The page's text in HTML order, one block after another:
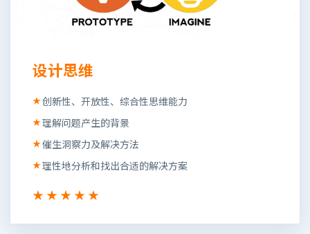
设计思维
创新性、开放性、综合性思维能力
理解问题产生的背景
催生洞察力及解决方法
理性地分析和找出合适的解决方案
★★★★★